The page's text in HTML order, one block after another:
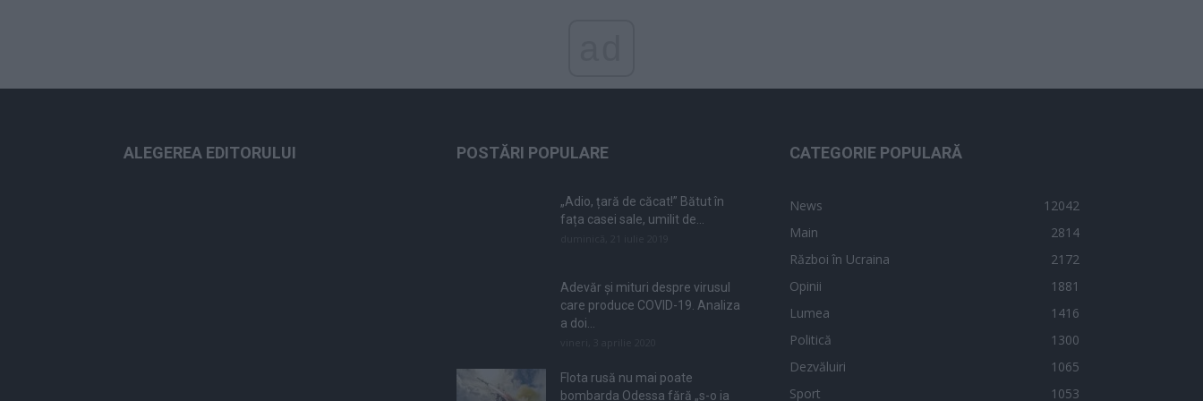
ALEGEREA EDITORULUI POSTĂRI POPULARE
„Adio, țară de căcat!” Bătut în
fața casei sale, umilit de...
Adevăr și mituri despre virusul
care produce COVID-19. Analiza
a doi...
Flota rusă nu mai poate
bombarda Odessa fără „s-o ia
CATEGORIE POPULARĂ
News
12042
Main
2814
Război în Ucraina
2172
Opinii
1881
Lumea
1416
Politică
1300
Dezvăluiri
1065
Sport
1053